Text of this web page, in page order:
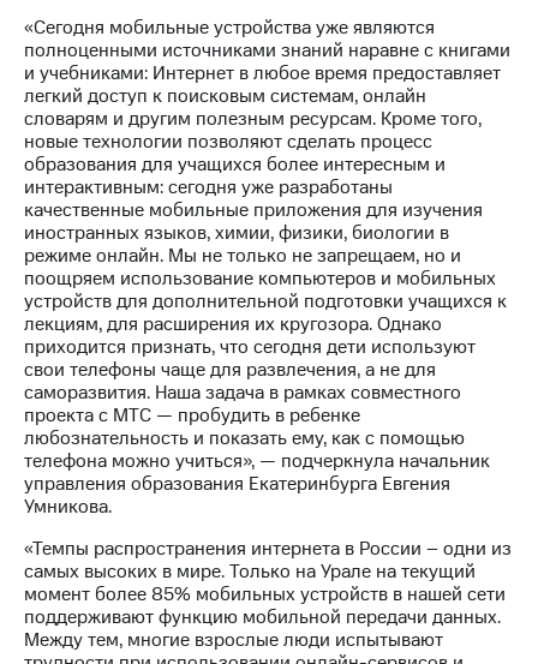
Программа
приобретения
Порядок
выкупа
акций
Дивиденды
Рынок
облигаций
Описание
Еврооблигации-2023
Уведомление
о
погашении
именных
облигаций
Другое
Регистратор
Реквизиты
Контакты
развитие
этика
На главную
«Сегодня мобильные устройства уже являются
полноценными источниками знаний наравне с книгами
и учебниками: Интернет в любое время предоставляет
легкий доступ к поисковым системам, онлайн
словарям и другим полезным ресурсам. Кроме того,
новые технологии позволяют сделать процесс
образования для учащихся более интересным и
интерактивным: сегодня уже разработаны
качественные мобильные приложения для изучения
иностранных языков, химии, физики, биологии в
режиме онлайн. Мы не только не запрещаем, но и
поощряем использование компьютеров и мобильных
устройств для дополнительной подготовки учащихся к
лекциям, для расширения их кругозора. Однако
приходится признать, что сегодня дети используют
свои телефоны чаще для развлечения, а не для
саморазвития. Наша задача в рамках совместного
проекта с МТС — пробудить в ребенке
любознательность и показать ему, как с помощью
телефона можно учиться», — подчеркнула начальник
управления образования Екатеринбурга Евгения
Умникова.
«Темпы распространения интернета в России – одни из
самых высоких в мире. Только на Урале на текущий
момент более 85% мобильных устройств в нашей сети
поддерживают функцию мобильной передачи данных.
Между тем, многие взрослые люди испытывают